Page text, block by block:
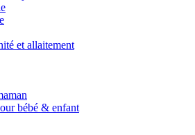
et allaitement
bébé & enfant